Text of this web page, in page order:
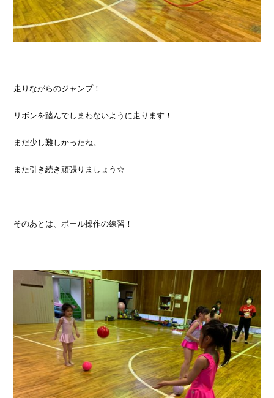
走りながらのジャンプ！
リボンを踏んでしまわないように走ります！
まだ少し難しかったね。
また引き続き頑張りましょう☆
そのあとは、ボール操作の練習！